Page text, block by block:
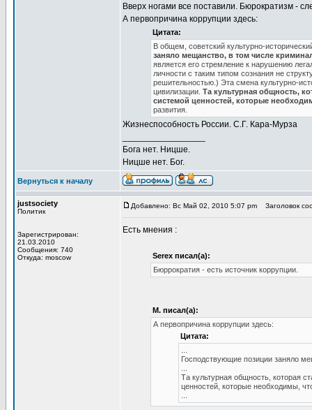
Вверх ногами все поставили. Бюрократизм -
А первопричина коррупции здесь:
Цитата:
В общем, советский культурно-
заняло мещанство, в том числе
является его стремление к нарушению
личности с таким типом сознания не
решительностью.) Эта смена культурно-
цивилизации. Та культурная общность,
системой ценностей, которые
развития.
Жизнеспособность России. С.Г. Кара-Мурза
Бога нет. Ницше.
Ницше нет. Бог.
Вернуться к началу
justsociety
Политик
Зарегистрирован:
21.03.2010
Сообщения: 740
Откуда: moscow
Добавлено: Вс Май 02, 2010 5:07 pm Заголовок
Есть мнения :
Serex писал(а):
Бюррократия - есть источник коррупции.
М. писал(а):
А первопричина коррупции здесь:
Цитата:
Господствующие позиции заняло
Та культурная общность, которая
ценностей, которые необходимы,